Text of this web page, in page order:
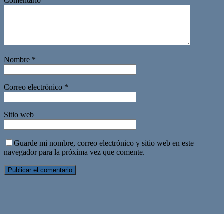
Nombre *
Correo electrónico *
Sitio web
Guarde mi nombre, correo electrónico y sitio web en este
navegador para la próxima vez que comente.